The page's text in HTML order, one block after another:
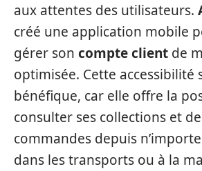
aux attentes des utilisateurs.
créé une application mobile
gérer son compte client de
optimisée. Cette accessibilité
bénéfique, car elle offre la
consulter ses collections et
commandes depuis
dans les transports ou à la